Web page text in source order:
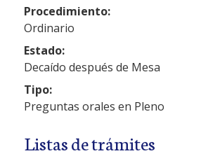
Procedimiento:
Ordinario
Estado:
Decaído después de Mesa
Tipo:
Preguntas orales en Pleno
Listas de trámites